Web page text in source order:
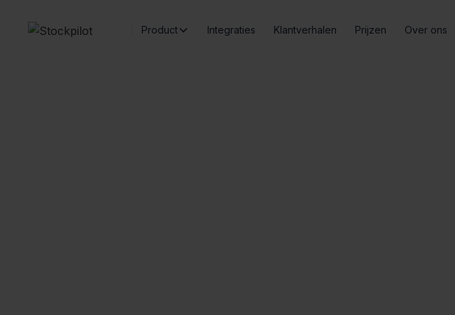
Product Integraties Klantverhalen Prijzen Over ons